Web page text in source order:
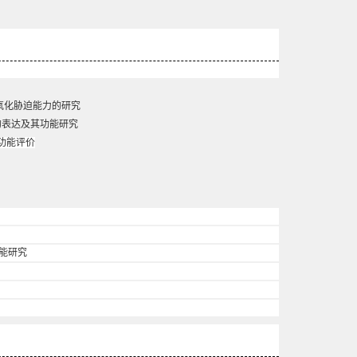
化胁迫能力的研究
达及其功能研究
能评价
研究